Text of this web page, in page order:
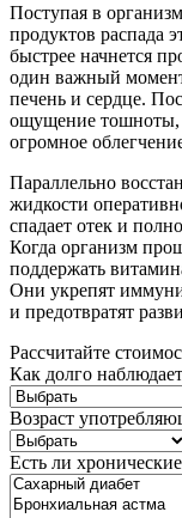
Поступая в
продуктов распада
быстрее начнется
один важный
печень и сердце.
ощущение тошноты,
огромное
Параллельно
жидкости
спадает отек и
Когда организм
поддержать
Они укрепят
и предотвратят
Рассчитайте
Как долго
Возраст
Есть ли